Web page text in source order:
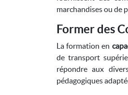
marchandises ou de
Former des
La formation en
de transport
répondre aux
pédagogiques